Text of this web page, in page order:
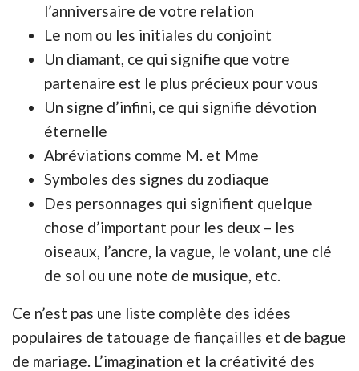
l’anniversaire de votre relation
Le nom ou les initiales du conjoint
Un diamant, ce qui signifie que votre
partenaire est le plus précieux pour vous
Un signe d’infini, ce qui signifie dévotion
éternelle
Abréviations comme M. et Mme
Symboles des signes du zodiaque
Des personnages qui signifient quelque
chose d’important pour les deux – les
oiseaux, l’ancre, la vague, le volant, une clé
de sol ou une note de musique, etc.
Ce n’est pas une liste complète des idées
populaires de tatouage de fiançailles et de bague
de mariage. L’imagination et la créativité des